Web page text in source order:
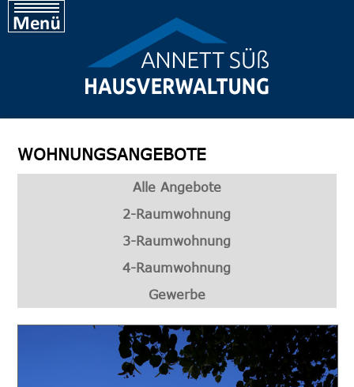
Über uns
Vermietung
Kontakt
WOHNUNGSANGEBOTE
Alle Angebote
2-Raumwohnung
3-Raumwohnung
4-Raumwohnung
Gewerbe